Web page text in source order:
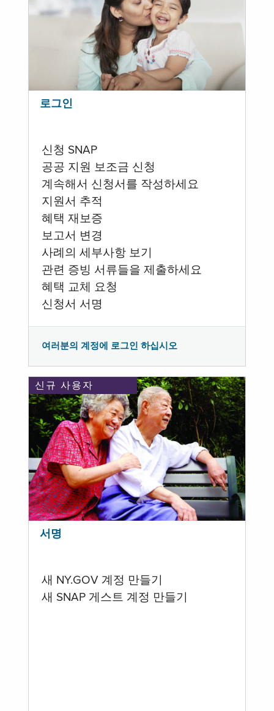
로그인
신청 SNAP
공공 지원 보조금 신청
계속해서 신청서를 작성하세요
지원서 추적
혜택 재보증
보고서 변경
사례의 세부사항 보기
관련 증빙 서류들을 제출하세요
혜택 교체 요청
신청서 서명
여러분의 계정에 로그인 하십시오
신규 사용자
서명
새 NY.GOV 계정 만들기
새 SNAP 게스트 계정 만들기